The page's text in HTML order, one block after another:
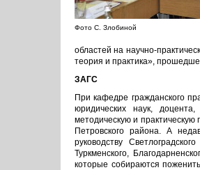
Фото С. Злобиной
областей на научно-
теория и практика»,
ЗАГС
При кафедре гражданского
юридических наук,
методическую и
Петровского района. А
руководству
Туркменского,
которые собираются